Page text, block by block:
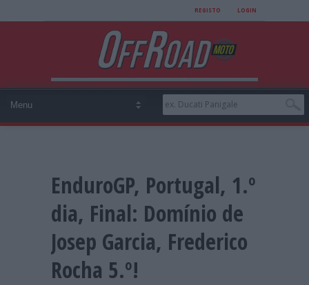
REGISTO LOGIN
EnduroGP, Portugal, 1.º
dia, Final: Domínio de
Josep Garcia, Frederico
Rocha 5.º!